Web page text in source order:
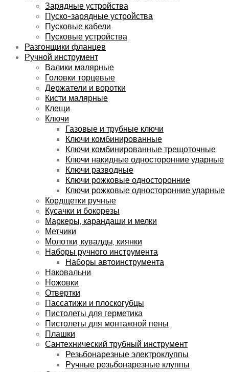
Зарядные устройства
Пуско-зарядные устройства
Пусковые кабели
Пусковые устройства
Разгонщики фланцев
Ручной инструмент
Валики малярные
Головки торцевые
Держатели и воротки
Кисти малярные
Клещи
Ключи
Газовые и трубные ключи
Ключи комбинированные
Ключи комбинированные трещоточные
Ключи накидные односторонние ударные
Ключи разводные
Ключи рожковые односторонние
Ключи рожковые односторонние ударные
Кордщетки ручные
Кусачки и бокорезы
Маркеры, карандаши и мелки
Метчики
Молотки, кувалды, киянки
Наборы ручного инструмента
Наборы автоинструмента
Наковальни
Ножовки
Отвертки
Пассатижи и плоскогубцы
Пистолеты для герметика
Пистолеты для монтажной пены
Плашки
Сантехнический трубный инструмент
Резьбонарезные электроклуппы
Ручные резьбонарезные клуппы